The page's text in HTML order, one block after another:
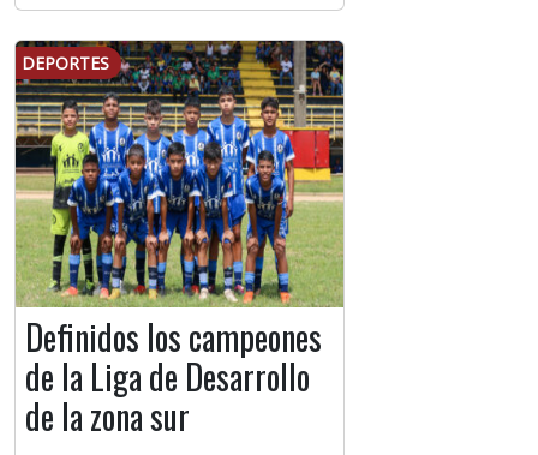
DEPORTES
Definidos los campeones
de la Liga de Desarrollo
de la zona sur